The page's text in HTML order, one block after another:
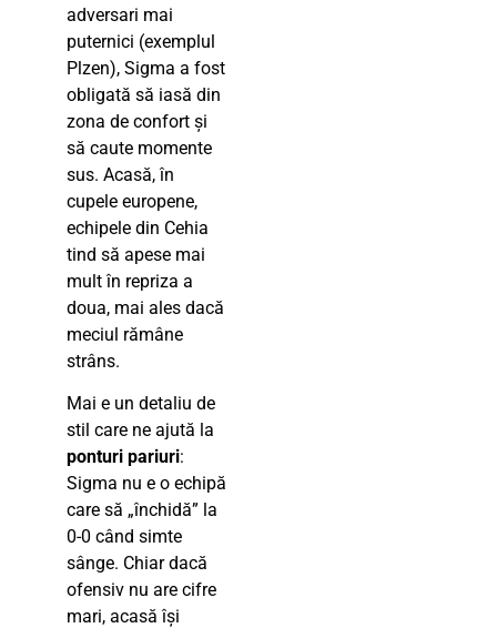
adversari mai
puternici (exemplul
Plzen), Sigma a fost
obligată să iasă din
zona de confort și
să caute momente
sus. Acasă, în
cupele europene,
echipele din Cehia
tind să apese mai
mult în repriza a
doua, mai ales dacă
meciul rămâne
strâns.
Mai e un detaliu de
stil care ne ajută la
ponturi pariuri:
Sigma nu e o echipă
care să „închidă” la
0-0 când simte
sânge. Chiar dacă
ofensiv nu are cifre
mari, acasă își